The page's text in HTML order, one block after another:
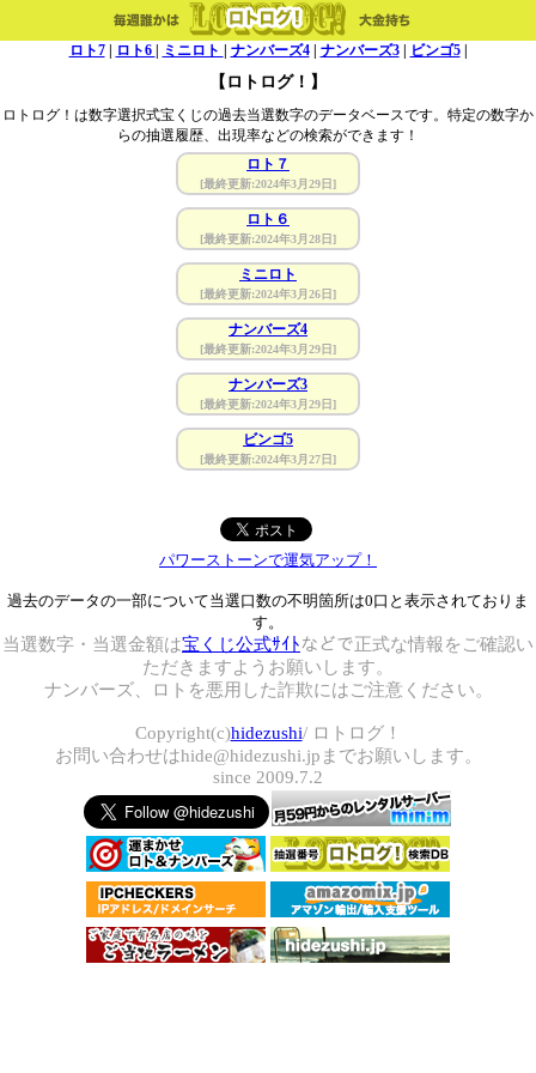
ロト7| ロト6 ミニロト ナンバーズ4| ナンバーズ3| ビンゴ5|
【ロトログ！】
ロトログ！は数字選択式宝くじの過去当選数字のデータベースです。特定の数字か
らの抽選履歴、出現率などの検索ができます！
ロト７
[最終更新:2024年3月29日]
ロト６
[最終更新:2024年3月28日]
ミニロト
[最終更新:2024年3月26日]
ナンバーズ4
[最終更新:2024年3月29日]
ナンバーズ3
[最終更新:2024年3月29日]
ビンゴ5
[最終更新:2024年3月27日]
パワーストーンで運気アップ！
過去のデータの一部について当選口数の不明箇所は0口と表示されておりま
す。
当選数字・当選金額は宝くじ公式ｻｲﾄなどで正式な情報をご確認い
ただきますようお願いします。
ナンバーズ、ロトを悪用した詐欺にはご注意ください。
Copyright(c)hidezushi/ ロトログ！
お問い合わせはhide@hidezushi.jpまでお願いします。
since 2009.7.2